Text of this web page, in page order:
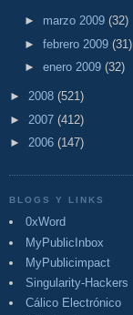
► marzo 2009 (32)
► febrero 2009 (31)
► enero 2009 (32)
► 2008 (521)
► 2007 (412)
► 2006 (147)
BLOGS Y LINKS
0xWord
MyPublicInbox
MyPublicimpact
Singularity-Hackers
Cálico Electrónico